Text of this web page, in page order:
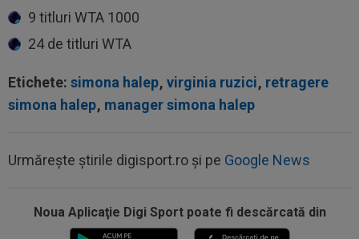
9 titluri WTA 1000
24 de titluri WTA
Etichete: simona halep, virginia ruzici, retragere
simona halep, manager simona halep
Urmărește știrile digisport.ro și pe Google News
Noua Aplicaţie Digi Sport poate fi descărcată din